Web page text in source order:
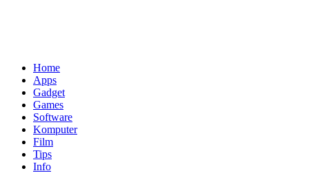
Home
Apps
Gadget
Games
Software
Komputer
Film
Tips
Info